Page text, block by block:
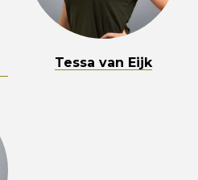
Tessa van Eijk